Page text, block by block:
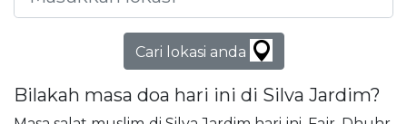
Cari lokasi anda
Bilakah masa doa hari ini di Silva Jardim?